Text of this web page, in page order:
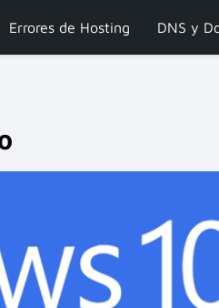
Errores de Hosting DNS y